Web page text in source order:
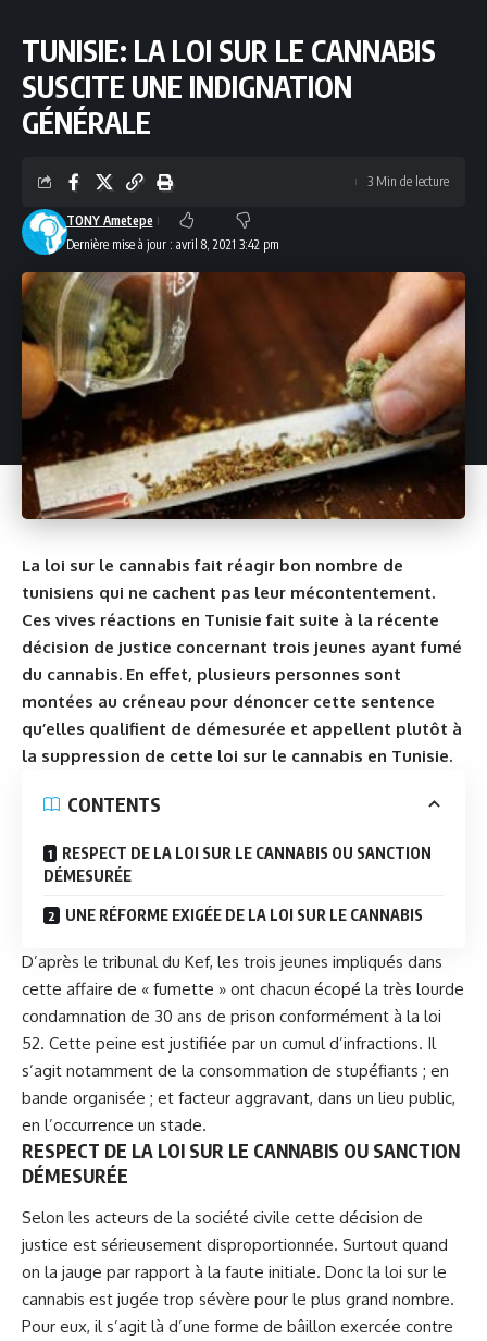
TUNISIE: LA LOI SUR LE CANNABIS
SUSCITE UNE INDIGNATION
GÉNÉRALE
Dernière mise à jour : avril 8, 2021 3:42 pm
TONY Ametepe
3 Min de lecture
La loi sur le cannabis fait réagir bon nombre de
tunisiens qui ne cachent pas leur mécontentement.
Ces vives réactions en Tunisie fait suite à la récente
décision de justice concernant trois jeunes ayant fumé
du cannabis. En effet, plusieurs personnes sont
montées au créneau pour dénoncer cette sentence
qu’elles qualifient de démesurée et appellent plutôt à
la suppression de cette loi sur le cannabis en Tunisie.
CONTENTS
RESPECT DE LA LOI SUR LE CANNABIS OU SANCTION
DÉMESURÉE
UNE RÉFORME EXIGÉE DE LA LOI SUR LE CANNABIS
D’après le tribunal du Kef, les trois jeunes impliqués dans
cette affaire de « fumette » ont chacun écopé la très lourde
condamnation de 30 ans de prison conformément à la loi
52. Cette peine est justifiée par un cumul d’infractions. Il
s’agit notamment de la consommation de stupéfiants ; en
bande organisée ; et facteur aggravant, dans un lieu public,
en l’occurrence un stade.
RESPECT DE LA LOI SUR LE CANNABIS OU SANCTION
DÉMESURÉE
Selon les acteurs de la société civile cette décision de
justice est sérieusement disproportionnée. Surtout quand
on la jauge par rapport à la faute initiale. Donc la loi sur le
cannabis est jugée trop sévère pour le plus grand nombre.
Pour eux, il s’agit là d’une forme de bâillon exercée contre